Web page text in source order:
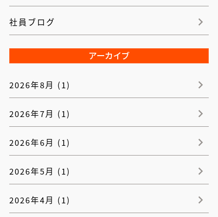
社員ブログ
アーカイブ
2026年8月 (1)
2026年7月 (1)
2026年6月 (1)
2026年5月 (1)
2026年4月 (1)